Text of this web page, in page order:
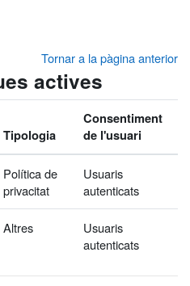
Tornar a la pàgina anterior
actives
Tipologia
Consentiment
de l'usuari
Política de
privacitat
Usuaris
autenticats
Altres
Usuaris
autenticats